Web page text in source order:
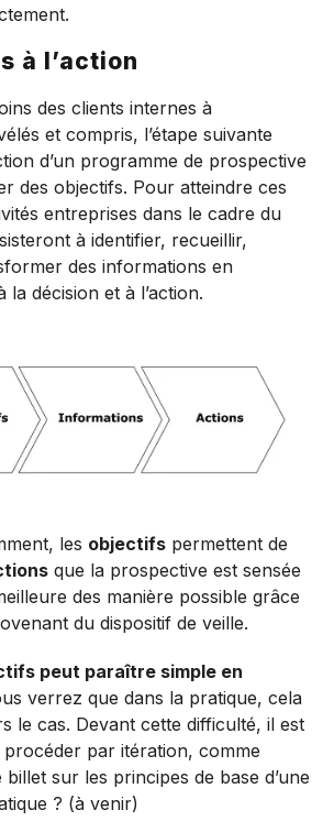
à l’action
des clients internes à
et compris, l’étape suivante
d’un programme de prospective
des objectifs. Pour atteindre ces
entreprises dans le cadre du
à identifier, recueillir,
des informations en
la décision et à l’action.
les objectifs permettent de
que la prospective est sensée
des manière possible grâce
du dispositif de veille.
peut paraître simple en
verrez que dans la pratique, cela
le cas. Devant cette difficulté, il est
procéder par itération, comme
sur les principes de base d’une
? (à venir)